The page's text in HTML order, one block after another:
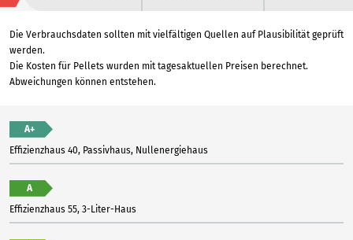
Die Verbrauchsdaten sollten mit vielfältigen Quellen auf Plausibilität geprüft
werden.
Die Kosten für Pellets wurden mit tagesaktuellen Preisen berechnet.
Abweichungen können entstehen.
A+
Effizienzhaus 40, Passivhaus, Nullenergiehaus
A
Effizienzhaus 55, 3-Liter-Haus